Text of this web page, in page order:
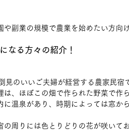
副業の規模で農業を始めたい方向け
なる方々の紹介！
のいいご夫婦が経営する農家民宿
、ほぼこの畑で作られた野菜で作
温泉があり、時期によっては窓か
周りには色とりどりの花が咲いて